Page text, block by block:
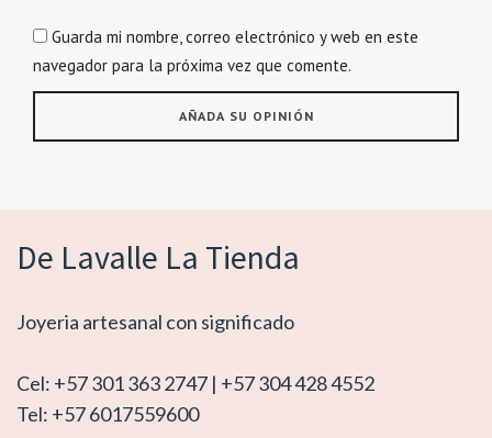
Guarda mi nombre, correo electrónico y web en este
navegador para la próxima vez que comente.
De Lavalle La Tienda
Joyeria artesanal con significado
Cel: +57 301 363 2747 | +57 304 428 4552
Tel: +57 6017559600